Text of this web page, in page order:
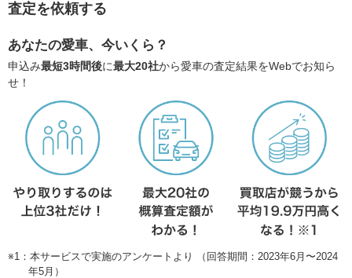
査定を依頼する
あなたの愛車、今いくら？
申込み最短3時間後に最大20社から愛車の査定結果をWebでお知ら
せ！
※1：本サービスで実施のアンケートより （回答期間：2023年6月〜2024
年5月）